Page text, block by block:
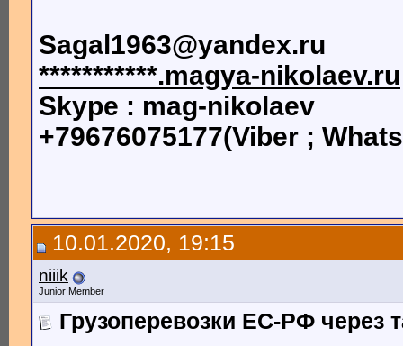
Sagal1963@yandex.ru
***********.magya-nikolaev.ru
Skype : mag-nikolaev
+79676075177(Viber ;
10.01.2020, 19:15
niiik
Junior Member
Грузоперевозки ЕС-РФ через